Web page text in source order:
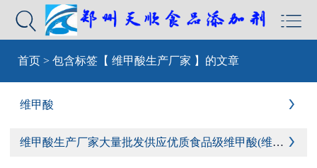


首页 > 包含标签【 维甲酸生产厂家 】的文章

维甲酸

维甲酸生产厂家大量批发供应优质食品级维甲酸(维甲酸的作用与功效)